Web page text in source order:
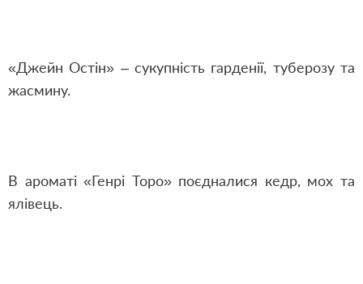
«Джейн Остін» – сукупність гарденії, туберозу та
жасмину.
В ароматі «Генрі Торо» поєдналися кедр, мох та
ялівець.